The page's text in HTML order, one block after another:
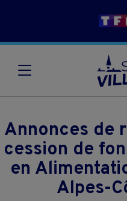
Annonces de
cession de
en
Alpes-